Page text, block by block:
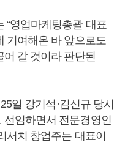
“영업마케팅총괄 대표
기여해온 바 앞으로도
갈 것이라 판단된
일 강기석·김신규 당시
임하면서 전문경영인
서치 창업주는 대표이